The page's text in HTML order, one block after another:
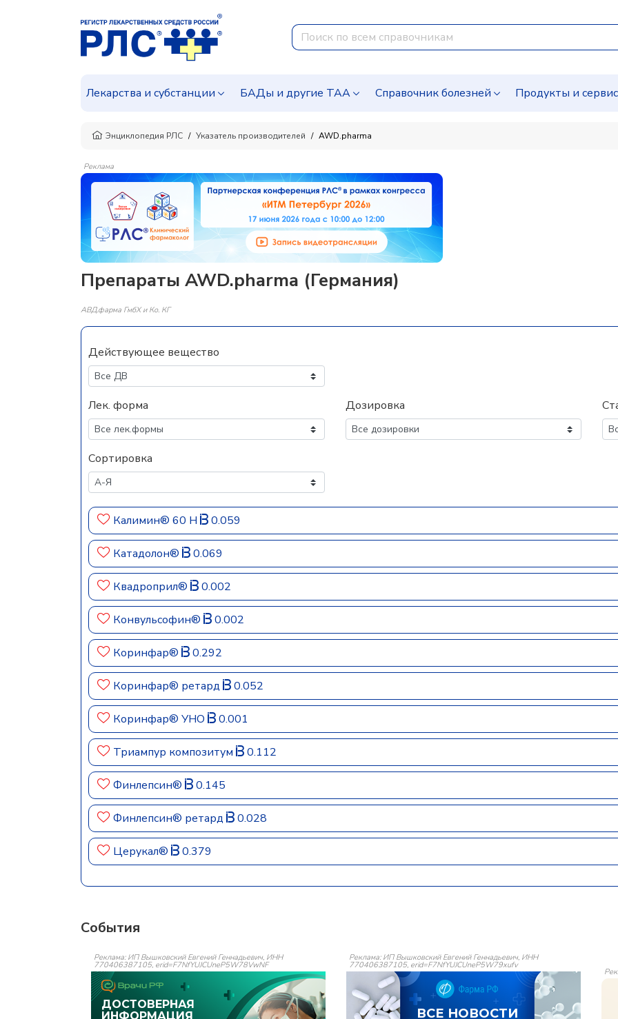
Лекарства и субстанции БАДы и другие ТАА Справочник болезней Продукты и
Энциклопедия РЛС Указатель производителей AWD.pharma
Реклама
Препараты AWD.pharma (Германия)
АВД.фарма ГмбХ и Ко. КГ
Действующее вещество
Лек. форма Дозировка
Сортировка
Калимин® 60 Н 0.059
Катадолон® 0.069
Квадроприл® 0.002
Конвульсофин® 0.002
Коринфар® 0.292
Коринфар® ретард 0.052
Коринфар® УНО 0.001
Триампур композитум 0.112
Финлепсин® 0.145
Финлепсин® ретард 0.028
Церукал® 0.379
События
Реклама: ИП Вышковский Евгений Геннадьевич, ИНН
770406387105, erid=F7NfYUJCUneP5W78VwNF
Реклама: ИП Вышковский Евгений Геннадьевич, ИНН
770406387105, erid=F7NfYUJCUneP5W79xufv